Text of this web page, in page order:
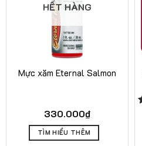
HẾT HÀNG
Mực xăm Eternal Salmon
330.000₫
TÌM HIỂU THÊM